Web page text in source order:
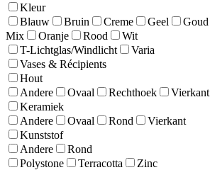
Kleur
Blauw
Bruin Creme Geel Goud
Mix
Oranje Rood
Wit
T-Lichtglas/Windlicht
Varia
Vases & Récipients
Hout
Andere
Ovaal Rechthoek
Vierkant
Keramiek
Andere
Ovaal Rond
Vierkant
Kunststof
Andere
Rond
Polystone
Terracotta
Zinc